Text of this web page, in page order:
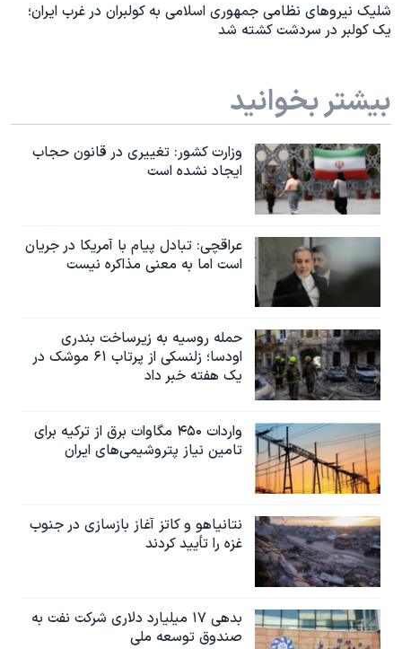
شلیک نیروهای نظامی جمهوری اسلامی به کولبران در غرب ایران؛
یک کولبر در سردشت کشته شد
بیشتر بخوانید
وزارت کشور: تغییری در قانون حجاب
ایجاد نشده است
عراقچی: تبادل پیام با آمریکا در جریان
است اما به معنی مذاکره نیست
حمله روسیه به زیرساخت بندری
اودسا؛ زلنسکی از پرتاب ۶۱ موشک در
یک هفته خبر داد
واردات ۴۵۰ مگاوات برق از ترکیه برای
تامین نیاز پتروشیمی‌های ایران
نتانیاهو و کاتز آغاز بازسازی در جنوب
غزه را تأیید کردند
بدهی ۱۷ میلیارد دلاری شرکت نفت به
صندوق توسعه ملی